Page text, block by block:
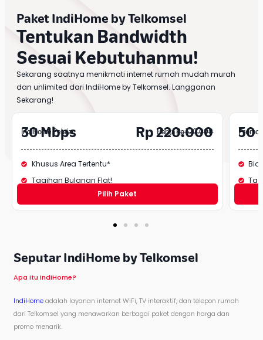
Paket IndiHome byTelkomsel
Tentukan Bandwidth
Sesuai Kebutuhanmu!
Sekarang saatnya menikmati internet rumah mudah murah
dan unlimited dari IndiHomebyTelkomsel. Langganan
Sekarang!
IndiHome Pelajar
30 Mbps HargaRp 320.000
Rp 220.000
Khusus Area Tertentu*
Tagihan Bulanan Flat!
Pilih Paket
Promo
50
Seputar IndiHome by Telkomsel
Apa itu IndiHome?
IndiHomeadalah layanan internet WiFi, TV interaktif, dan telepon rumah
dari Telkomsel yang menawarkan berbagai paket dengan harga dan
promo menarik.